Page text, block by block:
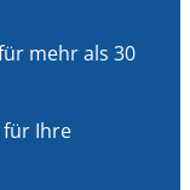
mehr als 30
für Ihre